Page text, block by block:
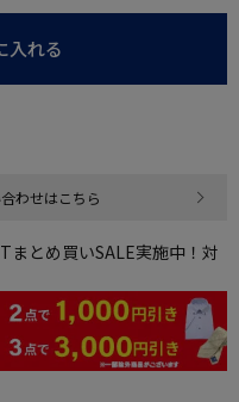
入れる
わせはこちら
とめ買いSALE実施中！対